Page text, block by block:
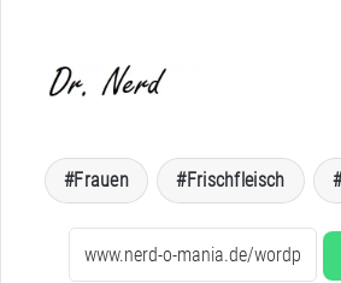
Frauen Frischfleisch